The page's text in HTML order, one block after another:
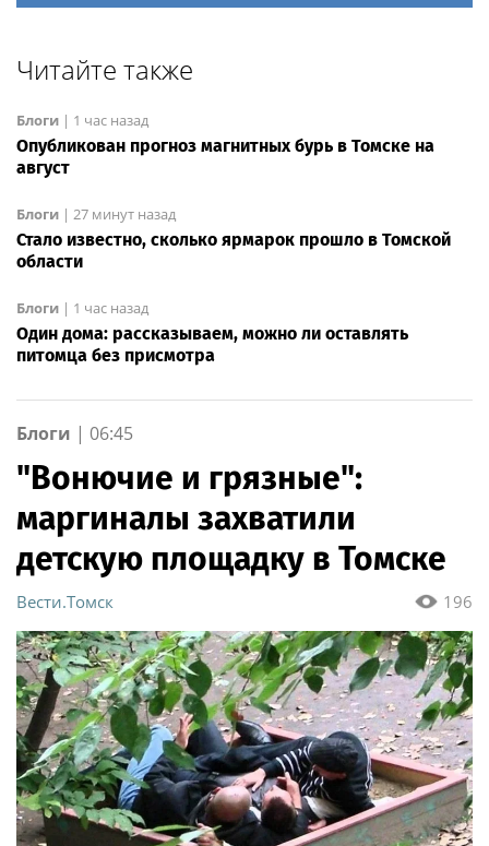
Читайте также
Блоги | 1 час назад
Опубликован прогноз магнитных бурь в Томске на
август
Блоги | 27 минут назад
Стало известно, сколько ярмарок прошло в Томской
области
Блоги | 1 час назад
Один дома: рассказываем, можно ли оставлять
питомца без присмотра
Блоги | 06:45
"Вонючие и грязные":
маргиналы захватили
детскую площадку в Томске
196
Вести.Томск